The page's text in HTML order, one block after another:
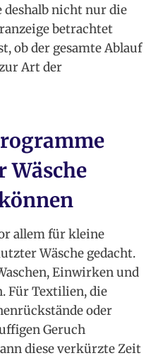
nicht nur die
betrachtet
ob der gesamte Ablauf
Art der
Wäsche
allem für kleine
Wäsche gedacht.
Einwirken und
Für Textilien, die
oder
Geruch
diese verkürzte Zeit